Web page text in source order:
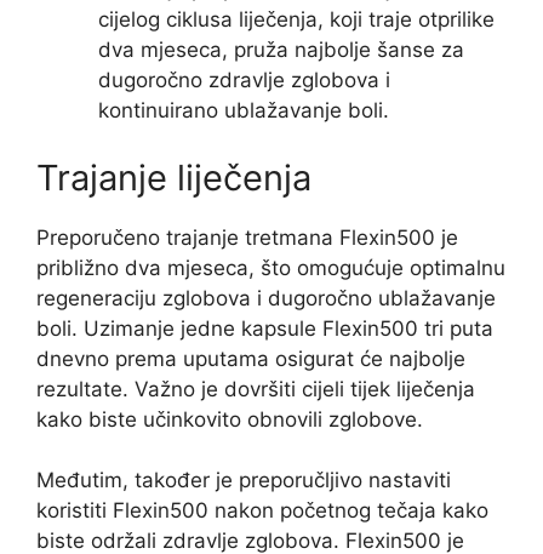
cijelog ciklusa liječenja, koji traje otprilike
dva mjeseca, pruža najbolje šanse za
dugoročno zdravlje zglobova i
kontinuirano ublažavanje boli.
Trajanje liječenja
Preporučeno trajanje tretmana Flexin500 je
približno dva mjeseca, što omogućuje optimalnu
regeneraciju zglobova i dugoročno ublažavanje
boli. Uzimanje jedne kapsule Flexin500 tri puta
dnevno prema uputama osigurat će najbolje
rezultate. Važno je dovršiti cijeli tijek liječenja
kako biste učinkovito obnovili zglobove.
Međutim, također je preporučljivo nastaviti
koristiti Flexin500 nakon početnog tečaja kako
biste održali zdravlje zglobova. Flexin500 je